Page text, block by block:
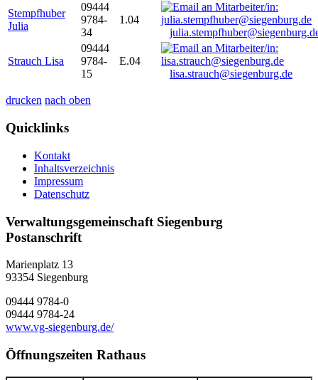
Stempfhuber
Julia
09444
9784-
34
1.04
Strauch Lisa
09444
9784-
15
E.04
lisa.strauch@siegenburg.de
drucken nach oben
Quicklinks
Kontakt
Inhaltsverzeichnis
Impressum
Datenschutz
Verwaltungsgemeinschaft Siegenburg
Postanschrift
Marienplatz 13
93354 Siegenburg
09444 9784-0
09444 9784-24
www.vg-siegenburg.de/
Öffnungszeiten Rathaus